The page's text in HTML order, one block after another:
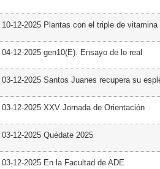
10-12-2025 Plantas con el triple de vitamina
04-12-2025 gen10(E). Ensayo de lo real
03-12-2025 Santos Juanes recupera su
03-12-2025 XXV Jornada de Orientación
03-12-2025 Quédate 2025
03-12-2025 En la Facultad de ADE